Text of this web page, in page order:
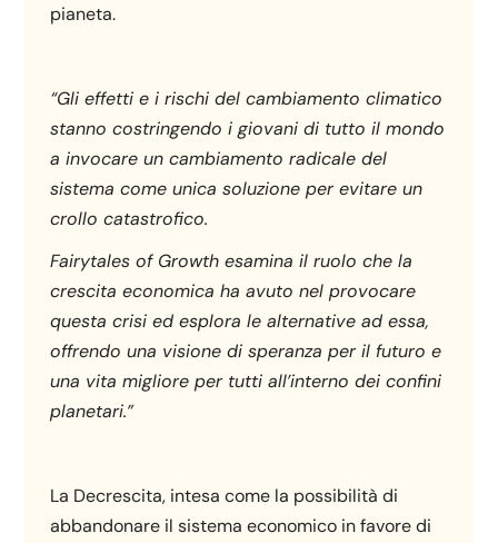
pianeta.
“Gli effetti e i rischi del cambiamento climatico
stanno costringendo i giovani di tutto il mondo
a invocare un cambiamento radicale del
sistema come unica soluzione per evitare un
crollo catastrofico.
Fairytales of Growth esamina il ruolo che la
crescita economica ha avuto nel provocare
questa crisi ed esplora le alternative ad essa,
offrendo una visione di speranza per il futuro e
una vita migliore per tutti all’interno dei confini
planetari.”
La Decrescita, intesa come la possibilità di
abbandonare il sistema economico in favore di